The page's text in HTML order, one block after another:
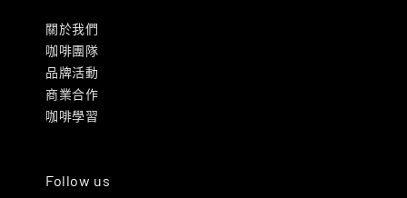
關於我們
咖啡團隊
品牌活動
商業合作
咖啡學習
Follow us